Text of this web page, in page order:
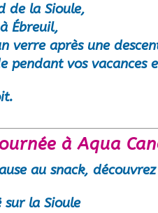
de la Sioule,
Ébreuil,
verre après une
pendant vos vacances
à Aqua
au snack,
sur la Sioule